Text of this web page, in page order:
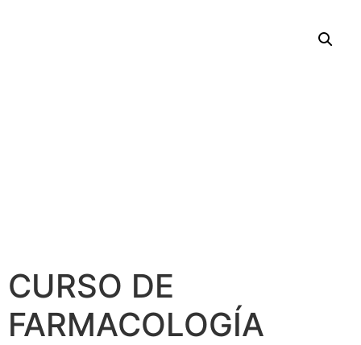
CURSO DE
FARMACOLOGÍA